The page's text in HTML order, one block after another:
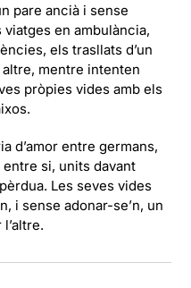
pare ancià i sense
en ambulància,
els trasllats d’un
mentre intenten
pròpies vides amb els
d’amor entre germans,
si, units davant
Les seves vides
i sense adonar-se’n, un